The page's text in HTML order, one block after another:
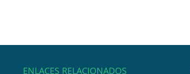
ENLACES RELACIONADOS